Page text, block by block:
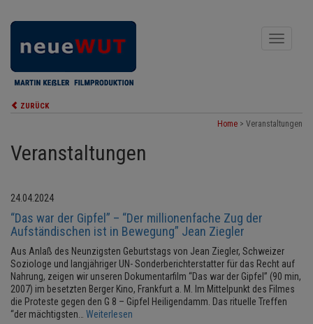
Toggle
ZURÜCK
Home > Veranstaltungen
Veranstaltungen
24.04.2024
“Das war der Gipfel” – “Der millionenfache Zug der
Aufständischen ist in Bewegung” Jean Ziegler
Aus Anlaß des Neunzigsten Geburtstags von Jean Ziegler, Schweizer
Soziologe und langjähriger UN- Sonderberichterstatter für das Recht auf
Nahrung, zeigen wir unseren Dokumentarfilm “Das war der Gipfel” (90 min,
2007) im besetzten Berger Kino, Frankfurt a. M. Im Mittelpunkt des Filmes
die Proteste gegen den G 8 – Gipfel Heiligendamm. Das rituelle Treffen
“der mächtigsten… Weiterlesen